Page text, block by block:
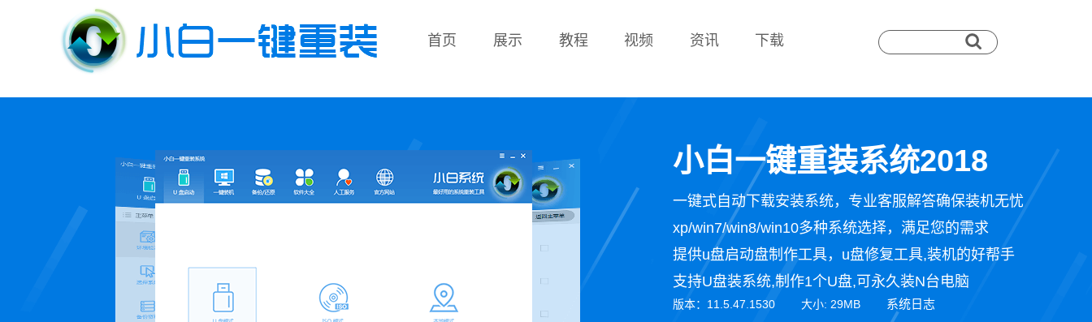
首页 展示 教程 视频 资讯 下载
小白一键重装系统2018
一键式自动下载安装系统，专业客服解答确保装机无忧
xp/win7/win8/win10多种系统选择，满足您的需求
提供u盘启动盘制作工具，u盘修复工具,装机的好帮手
支持U盘装系统,制作1个U盘,可永久装N台电脑
版本：11.5.47.1530 大小: 29MB 系统日志